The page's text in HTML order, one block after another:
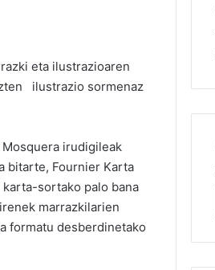
eta ilustrazioaren
ilustrazio sormenaz
Mosquera irudigileak
bitarte, Fournier Karta
sortako palo bana
marrazkilarien
formatu desberdinetako